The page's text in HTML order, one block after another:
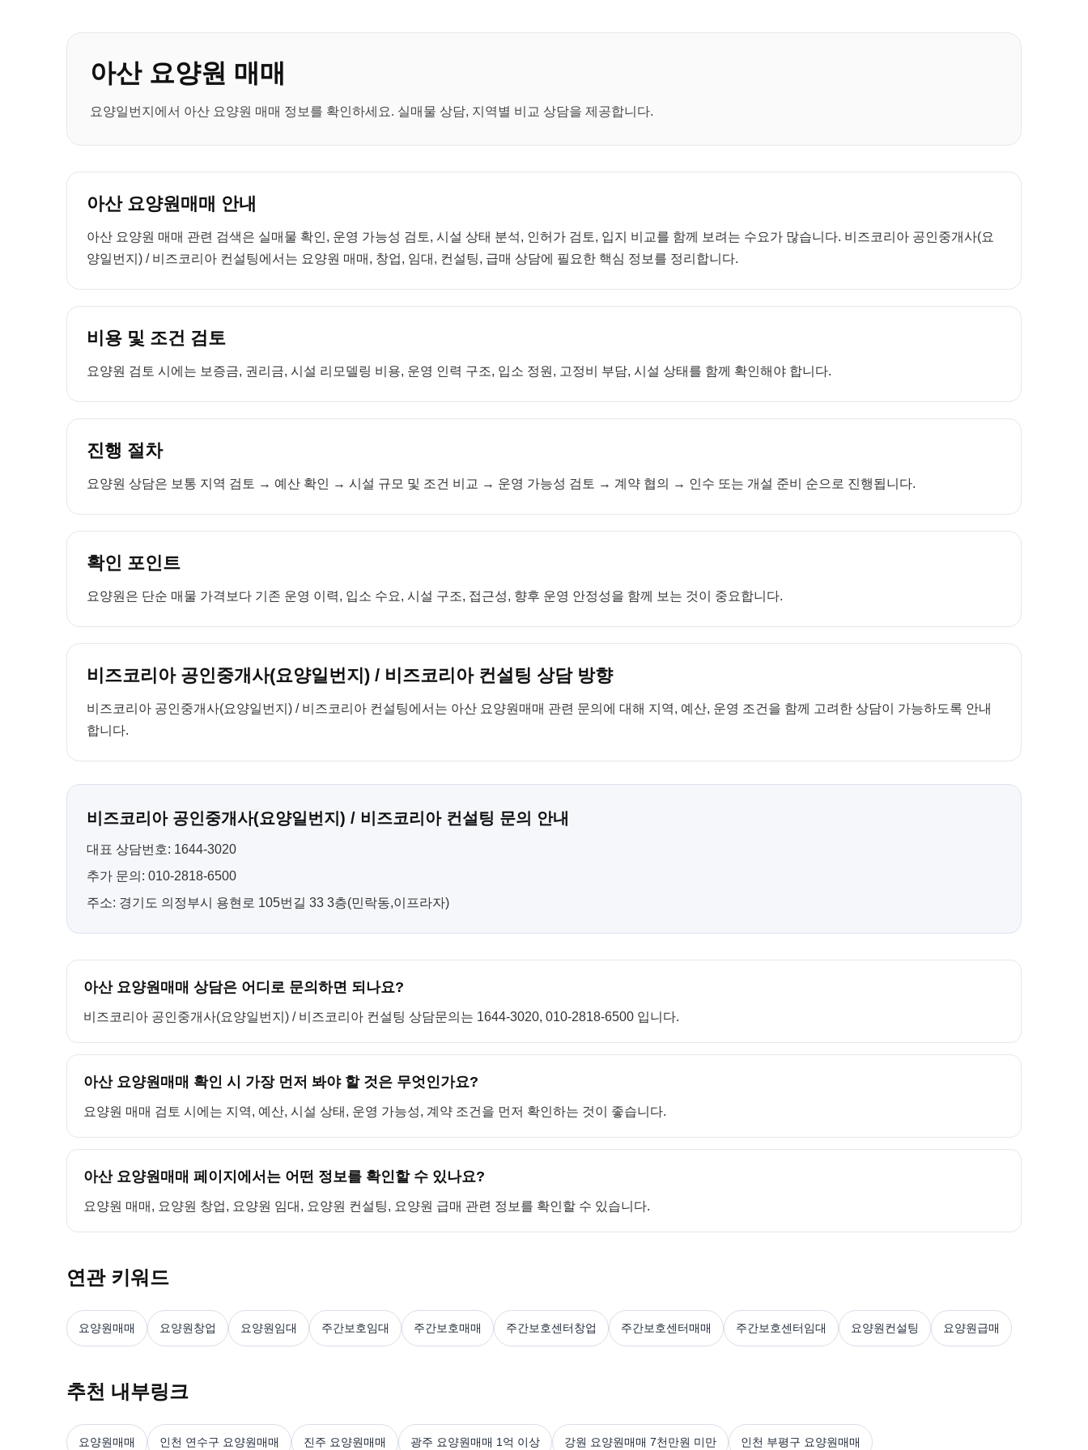
아산 요양원 매매
요양일번지에서 아산 요양원 매매 정보를 확인하세요. 실매물 상담, 지역별 비교 상담을 제공합니다.
아산 요양원매매 안내
아산 요양원 매매 관련 검색은 실매물 확인, 운영 가능성 검토, 시설 상태 분석, 인허가 검토, 입지 비교를 함께 보려는 수요가 많습니다. 비즈코리아 공인중개사(요
양일번지) / 비즈코리아 컨설팅에서는 요양원 매매, 창업, 임대, 컨설팅, 급매 상담에 필요한 핵심 정보를 정리합니다.
비용 및 조건 검토
요양원 검토 시에는 보증금, 권리금, 시설 리모델링 비용, 운영 인력 구조, 입소 정원, 고정비 부담, 시설 상태를 함께 확인해야 합니다.
진행 절차
요양원 상담은 보통 지역 검토 → 예산 확인 → 시설 규모 및 조건 비교 → 운영 가능성 검토 → 계약 협의 → 인수 또는 개설 준비 순으로 진행됩니다.
확인 포인트
요양원은 단순 매물 가격보다 기존 운영 이력, 입소 수요, 시설 구조, 접근성, 향후 운영 안정성을 함께 보는 것이 중요합니다.
비즈코리아 공인중개사(요양일번지) / 비즈코리아 컨설팅 상담 방향
비즈코리아 공인중개사(요양일번지) / 비즈코리아 컨설팅에서는 아산 요양원매매 관련 문의에 대해 지역, 예산, 운영 조건을 함께 고려한 상담이 가능하도록 안내
합니다.
비즈코리아 공인중개사(요양일번지) / 비즈코리아 컨설팅 문의 안내
대표 상담번호: 1644-3020
추가 문의: 010-2818-6500
주소: 경기도 의정부시 용현로 105번길 33 3층(민락동,이프라자)
아산 요양원매매 상담은 어디로 문의하면 되나요?
비즈코리아 공인중개사(요양일번지) / 비즈코리아 컨설팅 상담문의는 1644-3020, 010-2818-6500 입니다.
아산 요양원매매 확인 시 가장 먼저 봐야 할 것은 무엇인가요?
요양원 매매 검토 시에는 지역, 예산, 시설 상태, 운영 가능성, 계약 조건을 먼저 확인하는 것이 좋습니다.
아산 요양원매매 페이지에서는 어떤 정보를 확인할 수 있나요?
요양원 매매, 요양원 창업, 요양원 임대, 요양원 컨설팅, 요양원 급매 관련 정보를 확인할 수 있습니다.
연관 키워드
요양원매매 요양원창업 요양원임대 주간보호임대 주간보호매매 주간보호센터창업 주간보호센터매매 주간보호센터임대 요양원컨설팅 요양원급매
추천 내부링크
요양원매매 인천 연수구 요양원매매 진주 요양원매매 광주 요양원매매 1억 이상 강원 요양원매매 7천만원 미만 인천 부평구 요양원매매